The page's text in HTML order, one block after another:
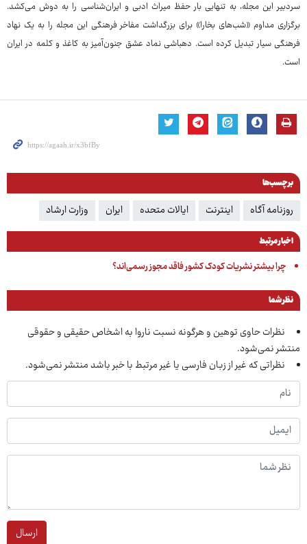
سردبیر این مجله، به تنهایی بار حفظ میراث ادبی و ایران‌شناسی را به دوش می‌کشد.
برگزاری مداوم «شب‌های بخارا» برای بزرگداشت مفاخر فرهنگی این مجله را به یک نهاد
فرهنگی سیار تبدیل کرده است. دهباشی نماد عشق جنون‌آمیز به کاغذ و کلمه در ایران
است.
برچسب‌ها
روزنامه آگاه اینترنت ایالات متحده ایران وزارت ارشاد
اخبار مرتبط
چرا بیشتر نشریات کودک کشور فاقد مجوز رسمی‌اند؟
نظر شما
نظرات حاوی توهین و هرگونه نسبت ناروا به اشخاص حقیقی و حقوقی
منتشر نمی‌شود.
نظراتی که غیر از زبان فارسی یا غیر مرتبط با خبر باشد منتشر نمی‌شود.
ارسال